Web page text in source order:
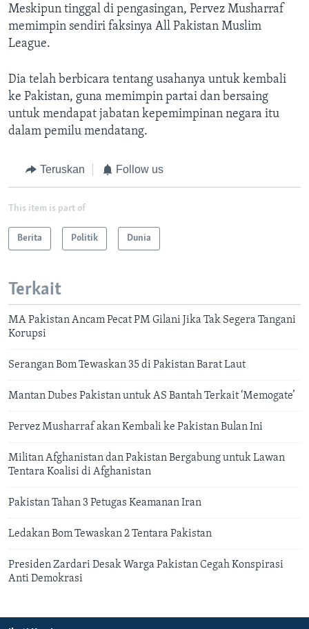
Meskipun tinggal di pengasingan, Pervez Musharraf
memimpin sendiri faksinya All Pakistan Muslim
League.
Dia telah berbicara tentang usahanya untuk kembali
ke Pakistan, guna memimpin partai dan bersaing
untuk mendapat jabatan kepemimpinan negara itu
dalam pemilu mendatang.
Teruskan Follow us
This item is part of
Berita Politik Dunia
Terkait
MA Pakistan Ancam Pecat PM Gilani Jika Tak Segera Tangani
Korupsi
Serangan Bom Tewaskan 35 di Pakistan Barat Laut
Mantan Dubes Pakistan untuk AS Bantah Terkait ‘Memogate’
Pervez Musharraf akan Kembali ke Pakistan Bulan Ini
Militan Afghanistan dan Pakistan Bergabung untuk Lawan
Tentara Koalisi di Afghanistan
Pakistan Tahan 3 Petugas Keamanan Iran
Ledakan Bom Tewaskan 2 Tentara Pakistan
Presiden Zardari Desak Warga Pakistan Cegah Konspirasi
Anti Demokrasi